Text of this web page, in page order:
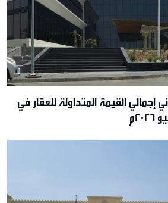
إجمالي القيمة المتداولة للعقار في